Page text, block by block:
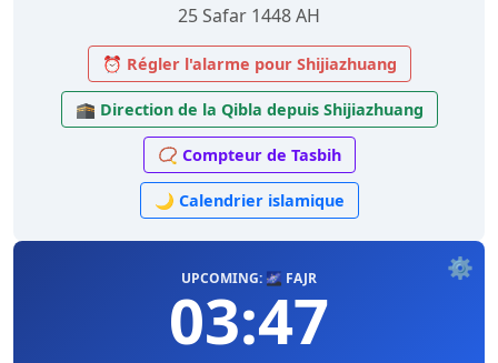
25 Safar 1448 AH
⏰ Régler l'alarme pour Shijiazhuang
🕋 Direction de la Qibla depuis Shijiazhuang
📿 Compteur de Tasbih
🌙 Calendrier islamique
⚙️
UPCOMING: 🌌 FAJR
03:47